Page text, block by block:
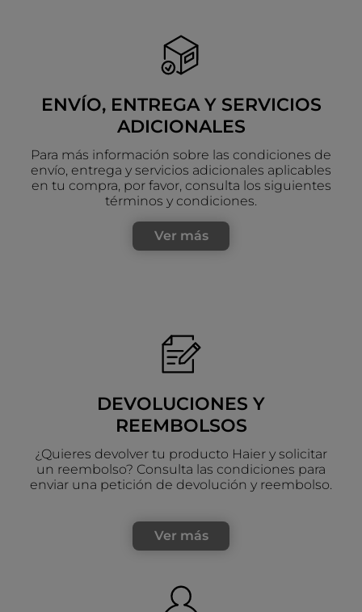
ENVÍO, ENTREGA Y SERVICIOS
ADICIONALES
Para más información sobre las condiciones de
envío, entrega y servicios adicionales aplicables
en tu compra, por favor, consulta los siguientes
términos y condiciones.
Ver más
DEVOLUCIONES Y
REEMBOLSOS
¿Quieres devolver tu producto Haier y solicitar
un reembolso? Consulta las condiciones para
enviar una petición de devolución y reembolso.
Ver más